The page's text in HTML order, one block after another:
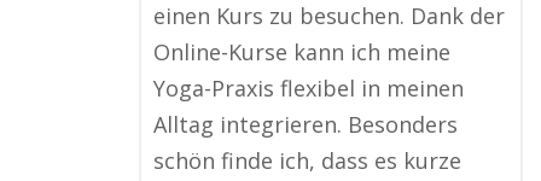
einen Kurs zu besuchen. Dank der
Online-Kurse kann ich meine
Yoga-Praxis flexibel in meinen
Alltag integrieren. Besonders
schön finde ich, dass es kurze